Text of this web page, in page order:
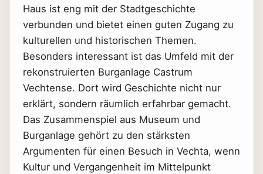
Haus ist eng mit der Stadtgeschichte
verbunden und bietet einen guten Zugang zu
kulturellen und historischen Themen.
Besonders interessant ist das Umfeld mit der
rekonstruierten Burganlage Castrum
Vechtense. Dort wird Geschichte nicht nur
erklärt, sondern räumlich erfahrbar gemacht.
Das Zusammenspiel aus Museum und
Burganlage gehört zu den stärksten
Argumenten für einen Besuch in Vechta, wenn
Kultur und Vergangenheit im Mittelpunkt